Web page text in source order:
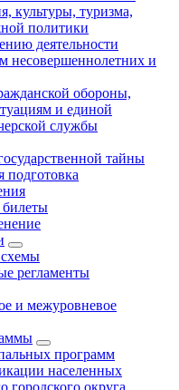
культуры, туризма,
политики
деятельности
несовершеннолетних и
обороны,
и единой
службы
тайны
схемы
регламенты
и межуровневое
программ
населенных